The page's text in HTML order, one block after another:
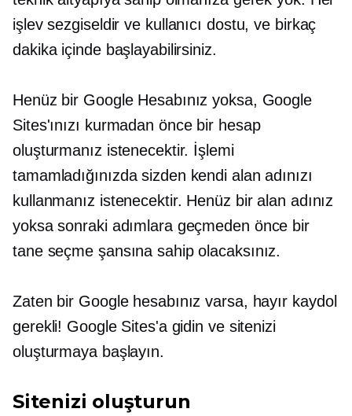
işlev sezgiseldir ve kullanıcı dostu, ve birkaç
dakika içinde başlayabilirsiniz.
Henüz bir Google Hesabınız yoksa, Google
Sites'ınızı kurmadan önce bir hesap
oluşturmanız istenecektir. İşlemi
tamamladığınızda sizden kendi alan adınızı
kullanmanız istenecektir. Henüz bir alan adınız
yoksa sonraki adımlara geçmeden önce bir
tane seçme şansına sahip olacaksınız.
Zaten bir Google hesabınız varsa, hayır kaydol
gerekli! Google Sites'a gidin ve sitenizi
oluşturmaya başlayın.
Sitenizi oluşturun